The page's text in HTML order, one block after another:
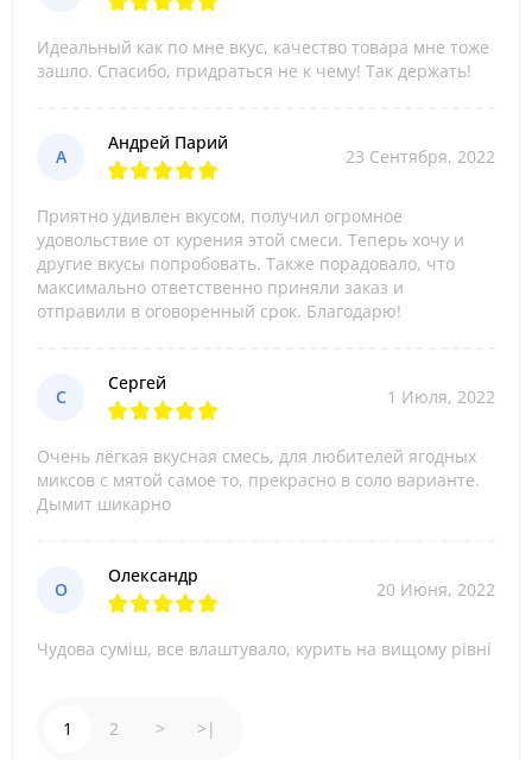
Идеальный как по мне вкус, качество товара мне тоже
зашло. Спасибо, придраться не к чему! Так держать!
А
Андрей Парий
23 Сентября, 2022
Приятно удивлен вкусом, получил огромное
удовольствие от курения этой смеси. Теперь хочу и
другие вкусы попробовать. Также порадовало, что
максимально ответственно приняли заказ и
отправили в оговоренный срок. Благодарю!
С
Сергей
1 Июля, 2022
Очень лёгкая вкусная смесь, для любителей ягодных
миксов с мятой самое то, прекрасно в соло варианте.
Дымит шикарно
О
Олександр
20 Июня, 2022
Чудова суміш, все влаштувало, курить на вищому рівні
1 2 > >|